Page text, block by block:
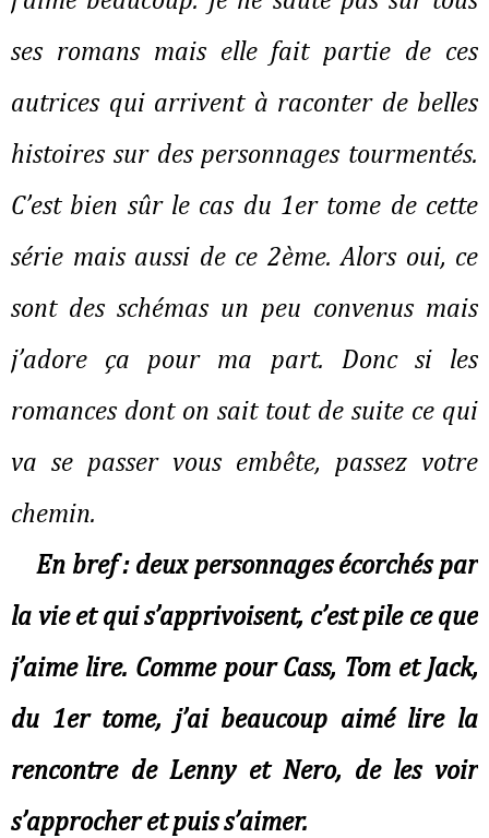
ses romans mais elle fait partie de ces
autrices qui arrivent à raconter de belles
histoires sur des personnages tourmentés.
C’est bien sûr le cas du 1er tome de cette
série mais aussi de ce 2ème. Alors oui, ce
sont des schémas un peu convenus mais
j’adore ça pour ma part. Donc si les
romances dont on sait tout de suite ce qui
va se passer vous embête, passez votre
chemin.
En bref : deux personnages écorchés par
la vie et qui s’apprivoisent, c’est pile ce que
j’aime lire. Comme pour Cass, Tom et Jack,
du 1er tome, j’ai beaucoup aimé lire la
rencontre de Lenny et Nero, de les voir
s’approcher et puis s’aimer.